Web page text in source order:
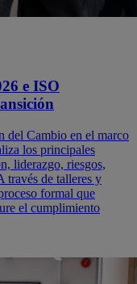
e ISO
del Cambio en el marco
los principales
liderazgo, riesgos,
través de talleres y
formal que
el cumplimiento